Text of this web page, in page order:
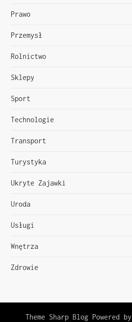
Prawo
Przemysł
Rolnictwo
Sklepy
Sport
Technologie
Transport
Turystyka
Ukryte Zajawki
Uroda
Usługi
Wnętrza
Zdrowie
Theme Sharp Blog Powered by